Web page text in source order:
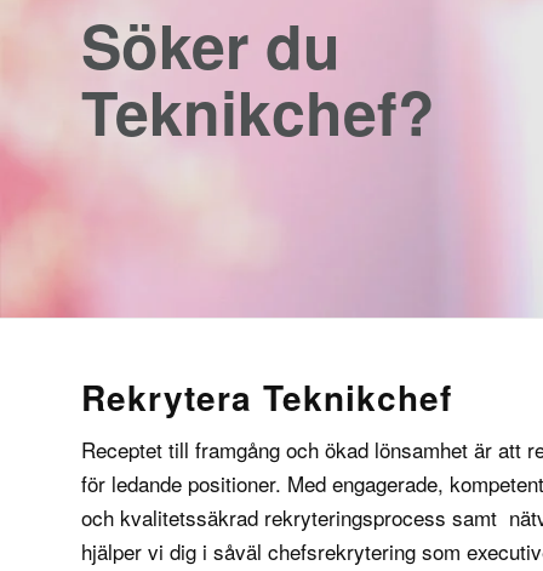
Söker du
Teknikchef?
Rekrytera Teknikchef
Receptet till framgång och ökad lönsamhet är att
för ledande positioner. Med engagerade,
och kvalitetssäkrad rekryteringsprocess samt
hjälper vi dig i såväl chefsrekrytering som